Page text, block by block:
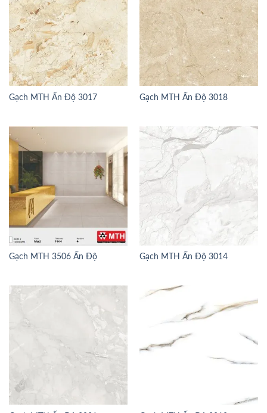
Gạch MTH Ấn Độ 3017 Gạch MTH Ấn Độ 3018
Gạch MTH 3506 Ấn Độ Gạch MTH Ấn Độ 3014